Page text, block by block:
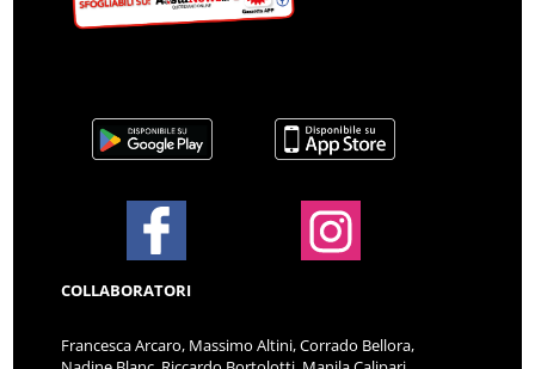
COLLABORATORI
Francesca Arcaro, Massimo Altini, Corrado Bellora,